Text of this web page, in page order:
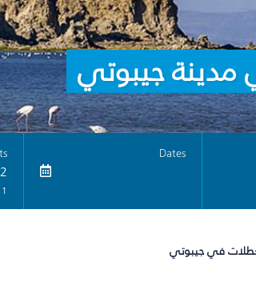
جيبوتي
Dates
2 Adults
1 Room
في جيبوتي